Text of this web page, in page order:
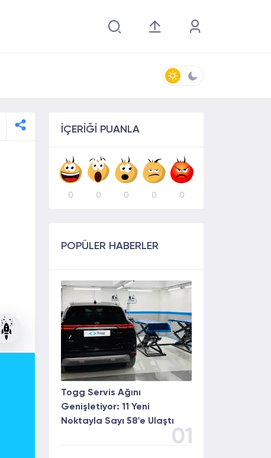
İÇERİĞİ PUANLA
0 0 0 0 0
POPÜLER HABERLER
Togg Servis Ağını
Genişletiyor: 11 Yeni
Noktayla Sayı 58'e Ulaştı
01